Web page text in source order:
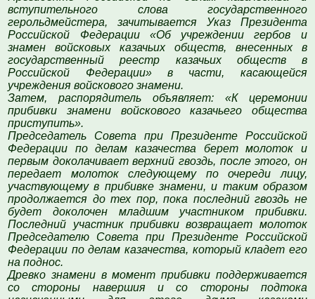
вступительного слова государственного
герольдмейстера, зачитывается Указ Президента
Российской Федерации «Об учреждении гербов и
знамен войсковых казачьих обществ, внесенных в
государственный реестр казачьих обществ в
Российской Федерации» в части, касающейся
учреждения войскового знамени.
Затем, распорядитель объявляет: «К церемонии
прибивки знамени войскового казачьего общества
приступить».
Председатель Совета при Президенте Российской
Федерации по делам казачества берет молоток и
первым доколачивает верхний гвоздь, после этого, он
передает молоток следующему по очереди лицу,
участвующему в прибивке знамени, и таким образом
продолжается до тех пор, пока последний гвоздь не
будет доколочен младшим участником прибивки.
Последний участник прибивки возвращает молоток
Председателю Совета при Президенте Российской
Федерации по делам казачества, который кладет его
на поднос.
Древко знамени в момент прибивки поддерживается
со стороны навершия и со стороны подтока